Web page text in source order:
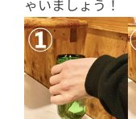
ゃいましょう！